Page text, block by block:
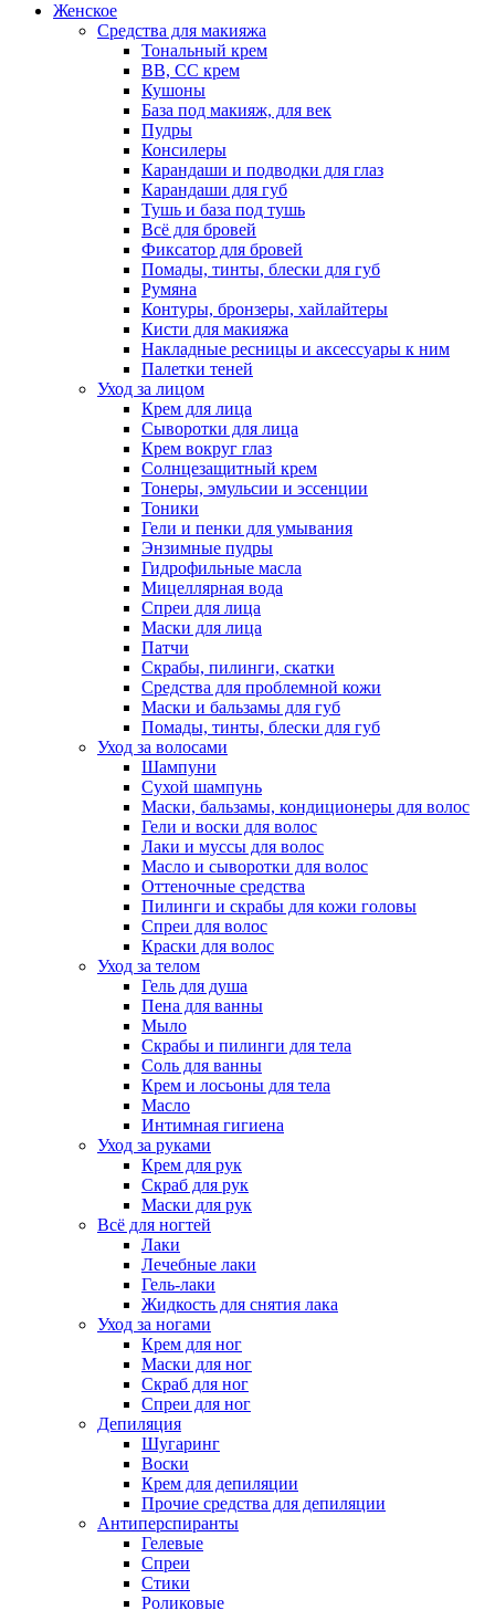
Женское
Средства для макияжа
Тональный крем
BB, CC крем
Кушоны
База под макияж, для век
Пудры
Консилеры
Карандаши и подводки для глаз
Карандаши для губ
Тушь и база под тушь
Всё для бровей
Фиксатор для бровей
Помады, тинты, блески для губ
Румяна
Контуры, бронзеры, хайлайтеры
Кисти для макияжа
Накладные ресницы и аксессуары к ним
Палетки теней
Уход за лицом
Крем для лица
Сыворотки для лица
Крем вокруг глаз
Солнцезащитный крем
Тонеры, эмульсии и эссенции
Тоники
Гели и пенки для умывания
Энзимные пудры
Гидрофильные масла
Мицеллярная вода
Спреи для лица
Маски для лица
Патчи
Скрабы, пилинги, скатки
Средства для проблемной кожи
Маски и бальзамы для губ
Помады, тинты, блески для губ
Уход за волосами
Шампуни
Сухой шампунь
Маски, бальзамы, кондиционеры для волос
Гели и воски для волос
Лаки и муссы для волос
Масло и сыворотки для волос
Оттеночные средства
Пилинги и скрабы для кожи головы
Спреи для волос
Краски для волос
Уход за телом
Гель для душа
Пена для ванны
Мыло
Скрабы и пилинги для тела
Соль для ванны
Крем и лосьоны для тела
Масло
Интимная гигиена
Уход за руками
Крем для рук
Скраб для рук
Маски для рук
Всё для ногтей
Лаки
Лечебные лаки
Гель-лаки
Жидкость для снятия лака
Уход за ногами
Крем для ног
Маски для ног
Скраб для ног
Спреи для ног
Депиляция
Шугаринг
Воски
Крем для депиляции
Прочие средства для депиляции
Антиперспиранты
Гелевые
Спреи
Стики
Роликовые